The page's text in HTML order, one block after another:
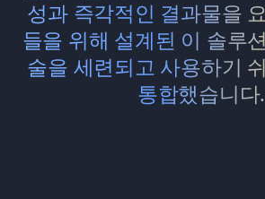
성과 즉각적인 결과물을
들을 위해 설계된 이 솔루
술을 세련되고 사용하기
통합했습니다.